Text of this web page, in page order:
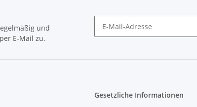
und
E-Mail zu.
Gesetzliche Informationen